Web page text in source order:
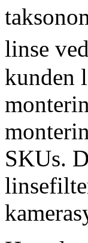
linse
kunden
SKUs.